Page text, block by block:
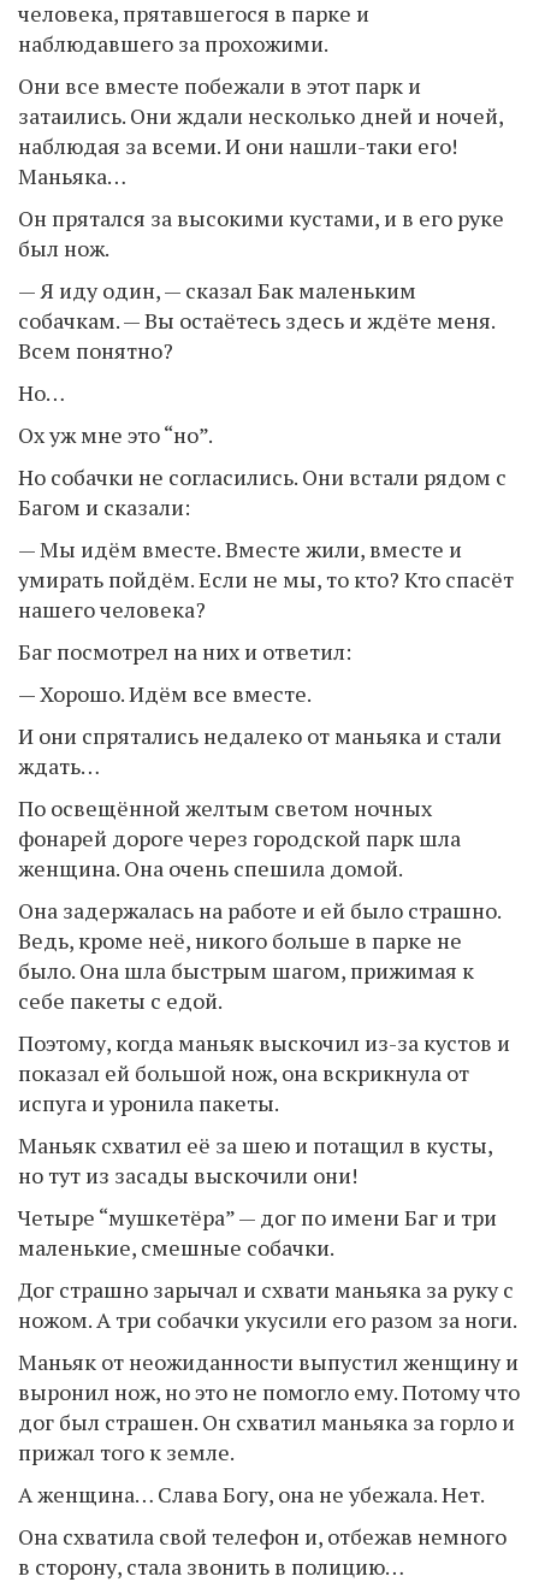
человека, прятавшегося в парке и
наблюдавшего за прохожими.
Они все вместе побежали в этот парк и
затаились. Они ждали несколько дней и ночей,
наблюдая за всеми. И они нашли-таки его!
Маньяка…
Он прятался за высокими кустами, и в его руке
был нож.
— Я иду один, — сказал Бак маленьким
собачкам. — Вы остаётесь здесь и ждёте меня.
Всем понятно?
Но…
Ох уж мне это “но”.
Но собачки не согласились. Они встали рядом с
Багом и сказали:
— Мы идём вместе. Вместе жили, вместе и
умирать пойдём. Если не мы, то кто? Кто спасёт
нашего человека?
Баг посмотрел на них и ответил:
— Хорошо. Идём все вместе.
И они спрятались недалеко от маньяка и стали
ждать…
По освещённой желтым светом ночных
фонарей дороге через городской парк шла
женщина. Она очень спешила домой.
Она задержалась на работе и ей было страшно.
Ведь, кроме неё, никого больше в парке не
было. Она шла быстрым шагом, прижимая к
себе пакеты с едой.
Поэтому, когда маньяк выскочил из-за кустов и
показал ей большой нож, она вскрикнула от
испуга и уронила пакеты.
Маньяк схватил её за шею и потащил в кусты,
но тут из засады выскочили они!
Четыре “мушкетёра” — дог по имени Баг и три
маленькие, смешные собачки.
Дог страшно зарычал и схвати маньяка за руку с
ножом. А три собачки укусили его разом за ноги.
Маньяк от неожиданности выпустил женщину и
выронил нож, но это не помогло ему. Потому что
дог был страшен. Он схватил маньяка за горло и
прижал того к земле.
А женщина… Слава Богу, она не убежала. Нет.
Она схватила свой телефон и, отбежав немного
в сторону, стала звонить в полицию…